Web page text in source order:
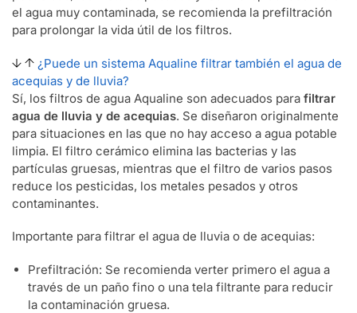
el agua muy contaminada, se recomienda la prefiltración
para prolongar la vida útil de los filtros.
¿Puede un sistema Aqualine filtrar también el agua de
acequias y de lluvia?
Sí, los filtros de agua Aqualine son adecuados para filtrar
agua de lluvia y de acequias. Se diseñaron originalmente
para situaciones en las que no hay acceso a agua potable
limpia. El filtro cerámico elimina las bacterias y las
partículas gruesas, mientras que el filtro de varios pasos
reduce los pesticidas, los metales pesados y otros
contaminantes.
Importante para filtrar el agua de lluvia o de acequias:
Prefiltración: Se recomienda verter primero el agua a
través de un paño fino o una tela filtrante para reducir
la contaminación gruesa.